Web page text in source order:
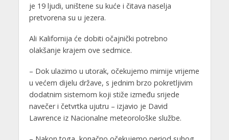
je 19 ljudi, uništene su kuće i čitava naselja
pretvorena su u jezera.
Ali Kalifornija će dobiti očajnički potrebno
olakšanje krajem ove sedmice.
– Dok ulazimo u utorak, očekujemo mirnije vrijeme
u većem dijelu države, s jednim brzo pokretljivim
dodatnim sistemom koji stiže između srijede
navečer i četvrtka ujutru – izjavio je David
Lawrence iz Nacionalne meteorološke službe.